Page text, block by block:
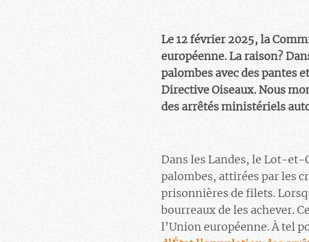
Le 12 février 2025, la
européenne. La raison?
palombes avec des pantes
Directive Oiseaux. Nous
des arrêtés ministériels
Dans les Landes, le Lot-et-
palombes, attirées par les
prisonnières de filets.
bourreaux de les achever.
l’Union européenne. À tel